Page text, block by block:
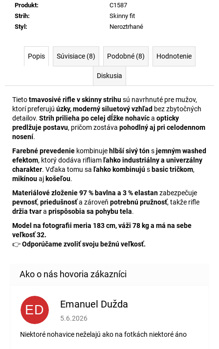
Produkt:
C1587
Strih:
Skinny fit
Styl : Neroztrhané
Popis Súvisiace (8) Podobné (8) Hodnotenie
Diskusia
Tietotmavosivé rifle v skinny strihusú navrhnuté pre mužov,
ktorí preferujú úzky, moderný siluetový vzhľad bez zbytočných
detailov. Strih prilieha po celej dĺžke nohavíca opticky
predlžuje postavu, pričom zostáva pohodlný aj pri celodennom
nosení.
Farebné prevedenie kombinuje hlbší sivý tónsjemným washed
efektom, ktorý dodáva rifliam ľahko industriálny a univerzálny
charakter. Vďaka tomu sa ľahko kombinujús basic tričkom,
mikínouaj košeľou.
Materiálové zloženie 97 % bavlna a 3 % elastanzabezpečuje
pevnosť,priedušnosťa zároveň potrebnú pružnosť, takže rifle
držia tvara prispôsobia sa pohybu tela.
Model na fotografii meria 183 cm, váži 78 kg a má na sebe
veľkosť 32.
👉Odporúčame zvoliť svoju bežnú veľkosť.
ED Emanuel Dužda
Hodnotenie obchodu je 2 z 5 hviezdičiek.
5.6.2026
Niektoré nohavice neželajú ako na fotkách niektoré áno